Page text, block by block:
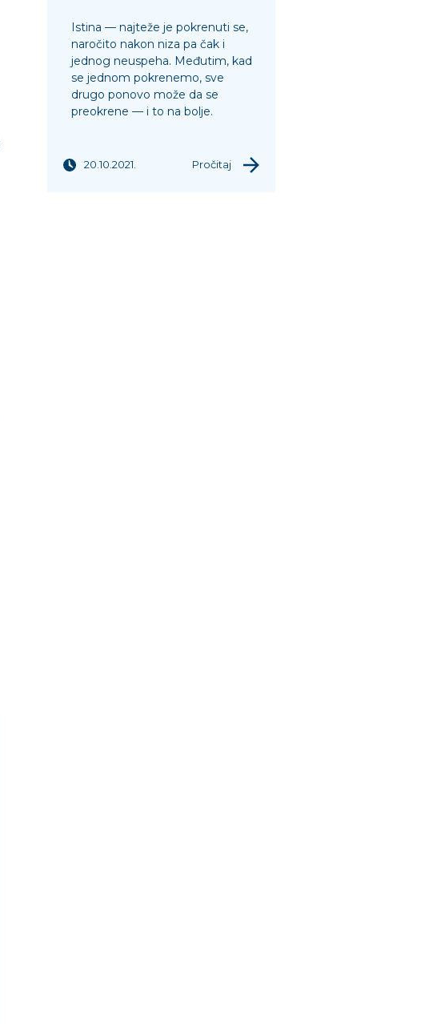
Istina — najteže je pokrenuti se,
naročito nakon niza pa čak i
jednog neuspeha. Međutim, kad
se jednom pokrenemo, sve
drugo ponovo može da se
preokrene — i to na bolje.
20.10.2021. Pročitaj